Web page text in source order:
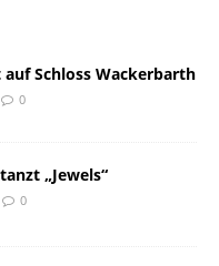
Schloss Wackerbarth
0
„Jewels“
0